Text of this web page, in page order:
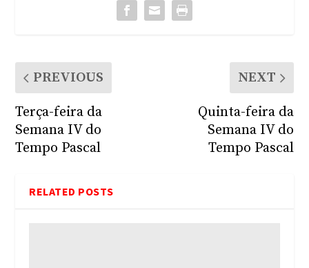
PREVIOUS
Terça-feira da
Semana IV do
Tempo Pascal
NEXT
Quinta-feira da
Semana IV do
Tempo Pascal
RELATED POSTS